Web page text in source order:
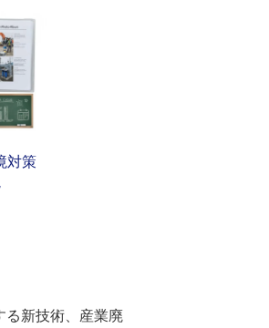
対策
る新技術、産業廃